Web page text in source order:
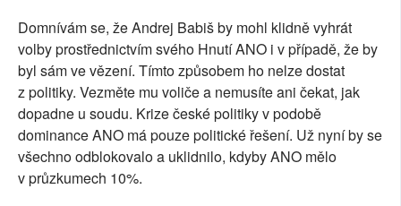
Domnívám se, že Andrej Babiš by mohl klidně vyhrát
volby prostřednictvím svého Hnutí ANO i v případě, že by
byl sám ve vězení. Tímto způsobem ho nelze dostat
z politiky. Vezměte mu voliče a nemusíte ani čekat, jak
dopadne u soudu. Krize české politiky v podobě
dominance ANO má pouze politické řešení. Už nyní by se
všechno odblokovalo a uklidnilo, kdyby ANO mělo
v průzkumech 10%.